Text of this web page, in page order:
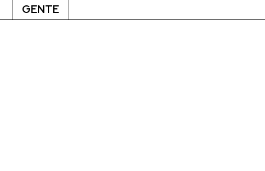
GENTE